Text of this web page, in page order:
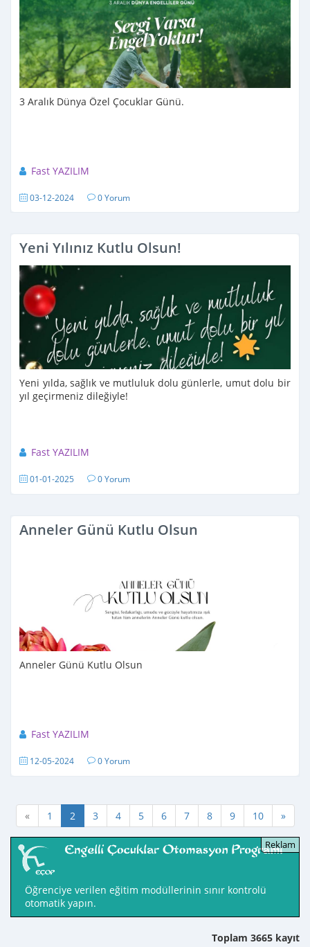
3 Aralık Dünya Özel Çocuklar Günü.
Fast YAZILIM
03-12-2024 0 Yorum
Yeni Yılınız Kutlu Olsun!
Yeni yılda, sağlık ve mutluluk dolu günlerle, umut dolu bir
yıl geçirmeniz dileğiyle!
Fast YAZILIM
01-01-2025 0 Yorum
Anneler Günü Kutlu Olsun
Anneler Günü Kutlu Olsun
Fast YAZILIM
12-05-2024 0 Yorum
« 1 2 3 4 5 6 7 8 9 10 »
Öğrenciye verilen eğitim modüllerinin sınır kontrolü
otomatik yapın.
Toplam 3665 kayıt